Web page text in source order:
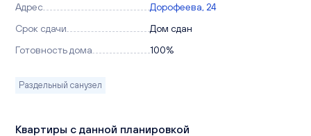
Адрес
Дорофеева, 24
Срок сдачи
Дом сдан
Готовность дома
100%
Раздельный санузел
Квартиры с данной планировкой